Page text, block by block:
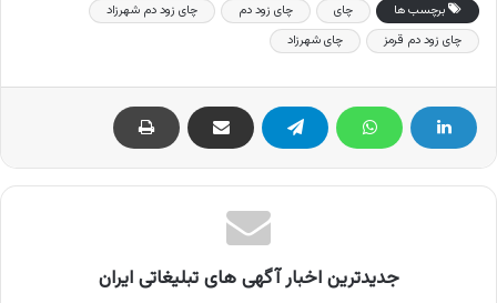
برچسب ها چای چای زود دم
چای زود دم شهرزاد
چای زود دم قرمز
چای شهرزاد
جدیدترین اخبار آگهی های تبلیغاتی ایران